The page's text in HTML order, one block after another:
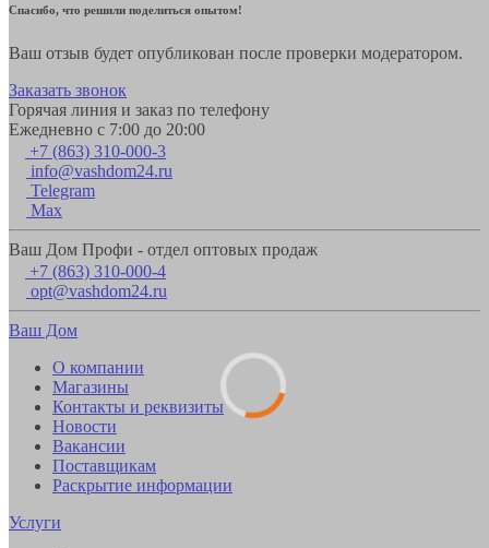
Спасибо, что решили поделиться опытом!
Ваш отзыв будет опубликован после проверки модератором.
Заказать звонок
Горячая линия и заказ по телефону
Ежедневно с 7:00 до 20:00
+7 (863) 310-000-3
info@vashdom24.ru
Telegram
Max
Ваш Дом Профи - отдел оптовых продаж
+7 (863) 310-000-4
opt@vashdom24.ru
Ваш Дом
О компании
Магазины
Контакты и реквизиты
Новости
Вакансии
Поставщикам
Раскрытие информации
Услуги